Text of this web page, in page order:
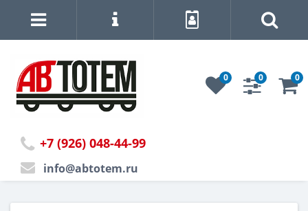
0 0 0
+7 (926) 048-44-99
info@abtotem.ru